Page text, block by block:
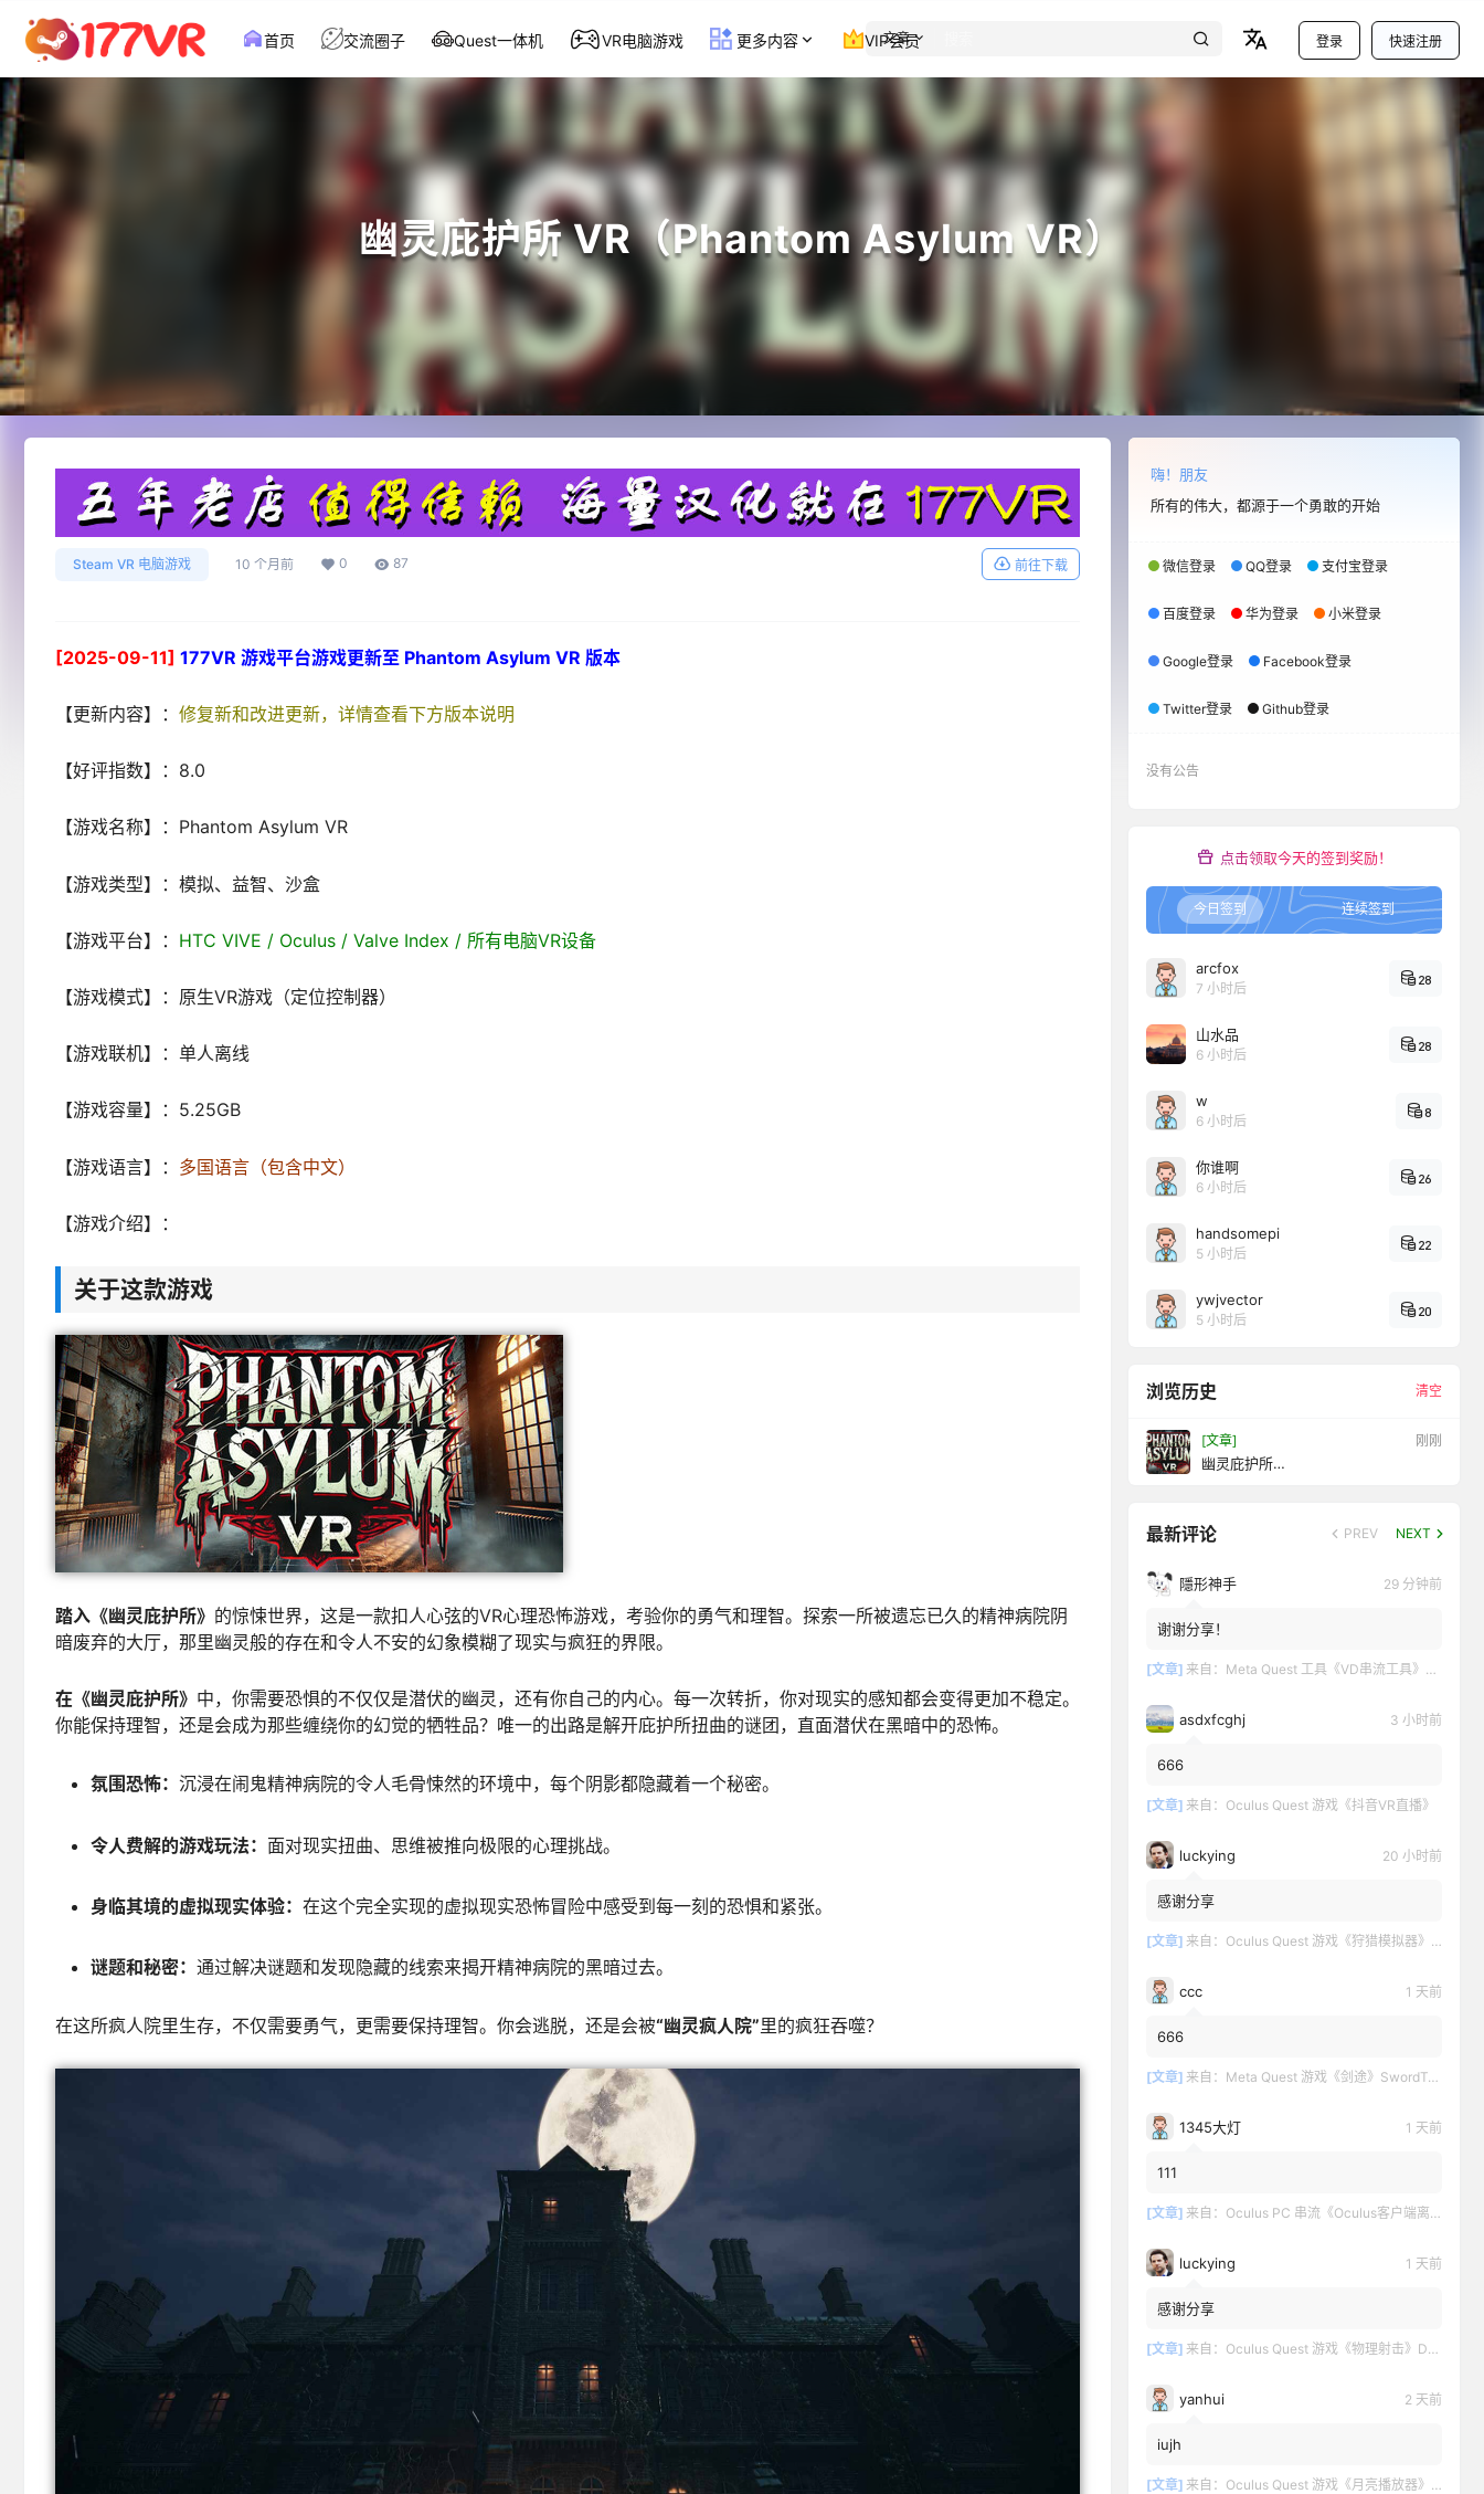
文章 登录 快速注册
首页 交流圈子 Quest一体机 VR电脑游戏 更多内容 VIP会员
幽灵庇护所 VR（Phantom Asylum VR）
Steam VR 电脑游戏 10 个月前 0 87 前往下载
[2025-09-11] 177VR 游戏平台游戏更新至 Phantom Asylum VR 版本
【更新内容】： 修复新和改进更新，详情查看下方版本说明
【好评指数】：8.0
【游戏名称】：Phantom Asylum VR
【游戏类型】：模拟、益智、沙盒
【游戏平台】： HTC VIVE / Oculus / Valve Index / 所有电脑VR设备
【游戏模式】：原生VR游戏（定位控制器）
【游戏联机】：单人离线
【游戏容量】：5.25GB
【游戏语言】： 多国语言（包含中文）
【游戏介绍】：
关于这款游戏
踏入《幽灵庇护所》 的惊悚世界，这是一款扣人心弦的VR心理恐怖游戏，考验你的勇气和理智。探索一所被遗忘已久的精神病院阴
暗废弃的大厅，那里幽灵般的存在和令人不安的幻象模糊了现实与疯狂的界限。
在《幽灵庇护所》 中，你需要恐惧的不仅仅是潜伏的幽灵，还有你自己的内心。每一次转折，你对现实的感知都会变得更加不稳定。
你能保持理智，还是会成为那些缠绕你的幻觉的牺牲品？唯一的出路是解开庇护所扭曲的谜团，直面潜伏在黑暗中的恐怖。
氛围恐怖： 沉浸在闹鬼精神病院的令人毛骨悚然的环境中，每个阴影都隐藏着一个秘密。
令人费解的游戏玩法： 面对现实扭曲、思维被推向极限的心理挑战。
身临其境的虚拟现实体验： 在这个完全实现的虚拟现实恐怖冒险中感受到每一刻的恐惧和紧张。
谜题和秘密： 通过解决谜题和发现隐藏的线索来揭开精神病院的黑暗过去。
在这所疯人院里生存，不仅需要勇气，更需要保持理智。你会逃脱，还是会被“幽灵疯人院”里的疯狂吞噬？
嗨！朋友
所有的伟大，都源于一个勇敢的开始
微信登录 QQ登录 支付宝登录
百度登录 华为登录 小米登录
Google登录 Facebook登录
Twitter登录 Github登录
没有公告
点击领取今天的签到奖励！
今日签到 连续签到
arcfox
7 小时后
28
山水品
6 小时后
28
w
6 小时后
8
你谁啊
6 小时后
26
handsomepi
5 小时后
22
ywjvector
5 小时后
20
浏览历史 清空
[文章] 11 秒前
幽灵庇护所
最新评论 PREV NEXT
隱形神手 29 分钟前
谢谢分享！
[文章] 来自： Meta Quest 工具《VD串流工具》Virtual Desktop 破解版
asdxfcghj 3 小时前
666
[文章] 来自： Oculus Quest 游戏《抖音VR直播》
luckying 20 小时前
感谢分享
[文章] 来自： Oculus Quest 游戏《狩猎模拟器》Hunting Simulator
ccc 1 天前
666
[文章] 来自： Meta Quest 游戏《剑途》SwordTrip
1345大灯 1 天前
111
[文章] 来自： Oculus PC 串流《Oculus客户端离线版》最新版下载
luckying 1 天前
感谢分享
[文章] 来自： Oculus Quest 游戏《物理射击》DOWNSHOT
yanhui 2 天前
iujh
[文章] 来自： Oculus Quest 游戏《月亮播放器》Moon VR Video Player